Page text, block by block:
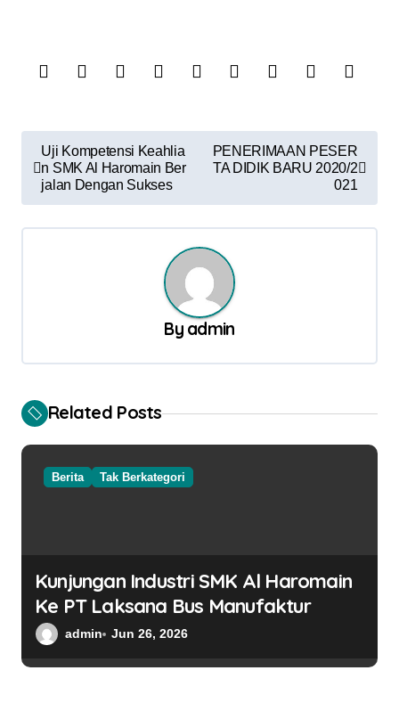
a
v
i
o
s
Uji Kompetensi Keahlia
n SMK Al Haromain Ber
jalan Dengan Sukses
PENERIMAAN PESER
TA DIDIK BARU 2020/2
021
By admin
Related Posts
Berita Tak Berkategori
Kunjungan Industri SMK Al Haromain
Ke PT Laksana Bus Manufaktur
admin Jun 26, 2026